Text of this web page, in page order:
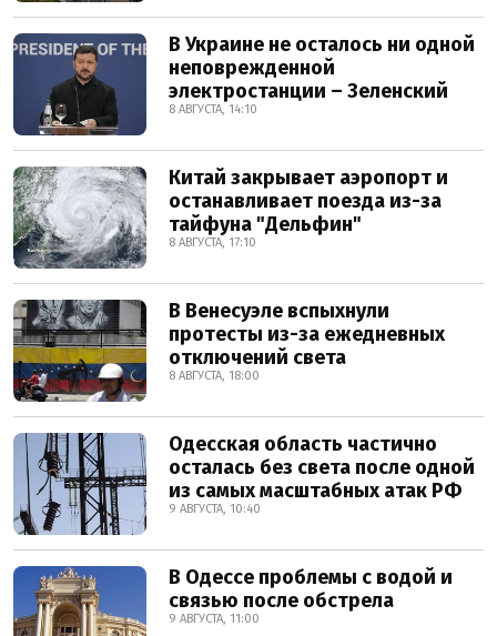
В Украине не осталось ни одной
неповрежденной
электростанции – Зеленский
8 АВГУСТА, 14:10
Китай закрывает аэропорт и
останавливает поезда из-за
тайфуна "Дельфин"
8 АВГУСТА, 17:10
В Венесуэле вспыхнули
протесты из-за ежедневных
отключений света
8 АВГУСТА, 18:00
Одесская область частично
осталась без света после одной
из самых масштабных атак РФ
9 АВГУСТА, 10:40
В Одессе проблемы с водой и
связью после обстрела
9 АВГУСТА, 11:00